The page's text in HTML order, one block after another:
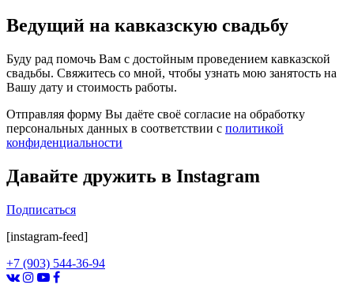
Ведущий на кавказскую свадьбу
Буду рад помочь Вам с достойным проведением кавказской
свадьбы. Свяжитесь со мной, чтобы узнать мою занятость на
Вашу дату и стоимость работы.
Отправляя форму Вы даёте своё согласие на обработку
персональных данных в соответствии с политикой
конфиденциальности
Давайте дружить в Instagram
Подписаться
[instagram-feed]
+7 (903) 544-36-94